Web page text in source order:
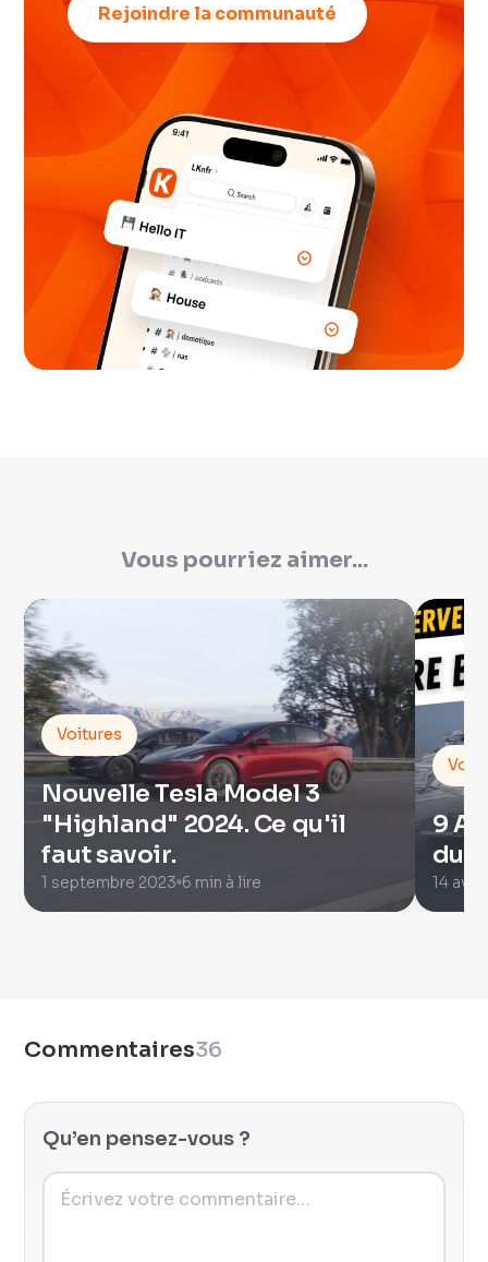
Rejoindre la communauté
Vous pourriez aimer...
Voitures
Nouvelle Tesla Model 3
"Highland" 2024. Ce qu'il
faut savoir.
1 septembre 2023 6 min à lire
9
14
Commentaires36
Qu’en pensez-vous ?